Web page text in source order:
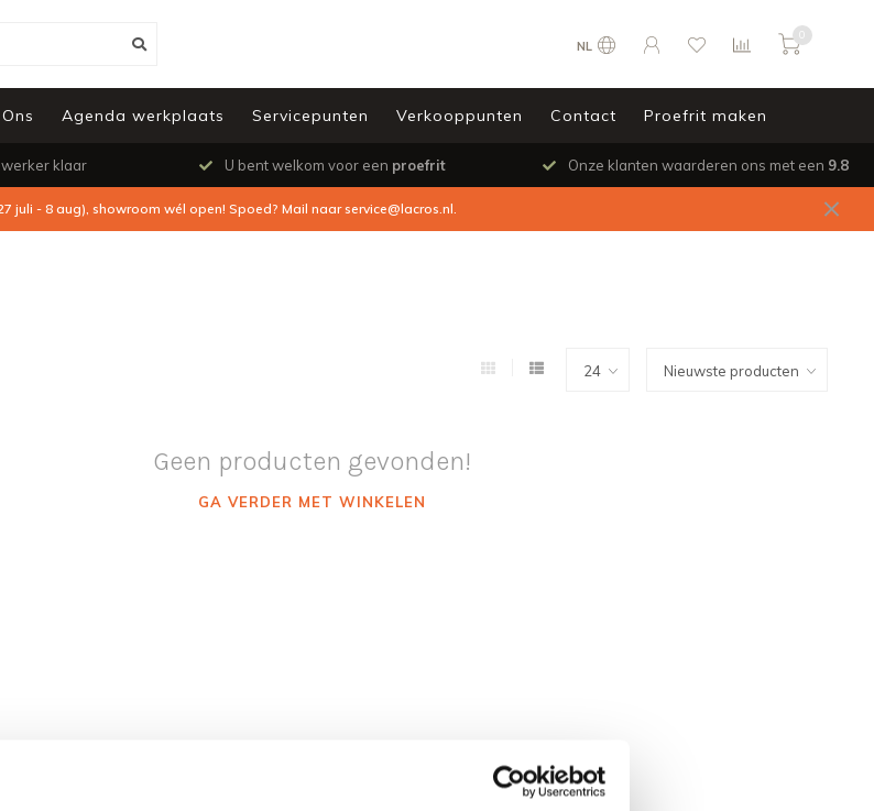
NL
0
Agenda werkplaats Servicepunten Verkooppunten Contact Proefrit maken
klaar U bent welkom voor een proefrit Onze klanten waarderen ons met een 9.8
juli - 8 aug), showroom wél open! Spoed? Mail naarservice@lacros.nl.
Geen producten gevonden!
GA VERDER MET WINKELEN